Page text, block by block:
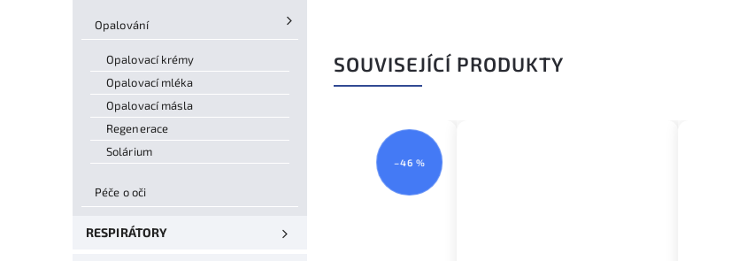
Opalování
Opalovací krémy
Opalovací mléka
Opalovací másla
Regenerace
Solárium
Péče o oči
RESPIRÁTORY
SOUVISEJÍCÍ PRODUKTY
–46 %